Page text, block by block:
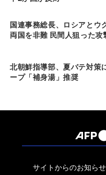
国連事務総長、ロシアとウ
両国を非難 民間人狙った攻
北朝鮮指導部、夏バテ対策
ープ「補身湯」推奨
サイトからのお知らせ